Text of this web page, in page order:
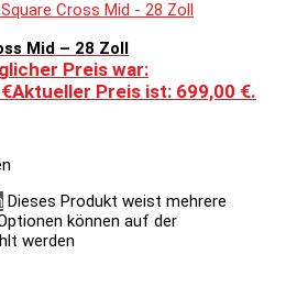
Mid – 28 Zoll
Preis war:
€Aktueller Preis ist: 699,00 €.
Dieses Produkt weist mehrere
können auf der
werden